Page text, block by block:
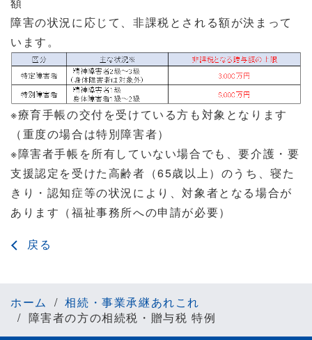
障害の状況に応じて、非課税とされる額が決まって
います。
※療育手帳の交付を受けている方も対象となります
（重度の場合は特別障害者）
※障害者手帳を所有していない場合でも、要介護・要
支援認定を受けた高齢者（65歳以上）のうち、寝た
きり・認知症等の状況により、対象者となる場合が
あります（福祉事務所への申請が必要）
戻る
ホーム
相続・事業承継あれこれ
障害者の方の相続税・贈与税 特例